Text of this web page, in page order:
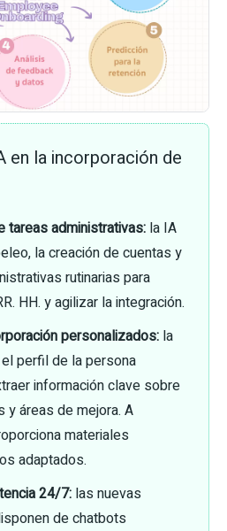
en la incorporación de
tareas administrativas: la IA
la creación de cuentas y
rutinarias para
HH. y agilizar la integración.
personalizados: la
perfil de la persona
información clave sobre
y áreas de mejora. A
materiales
adaptados.
24/7: las nuevas
de chatbots